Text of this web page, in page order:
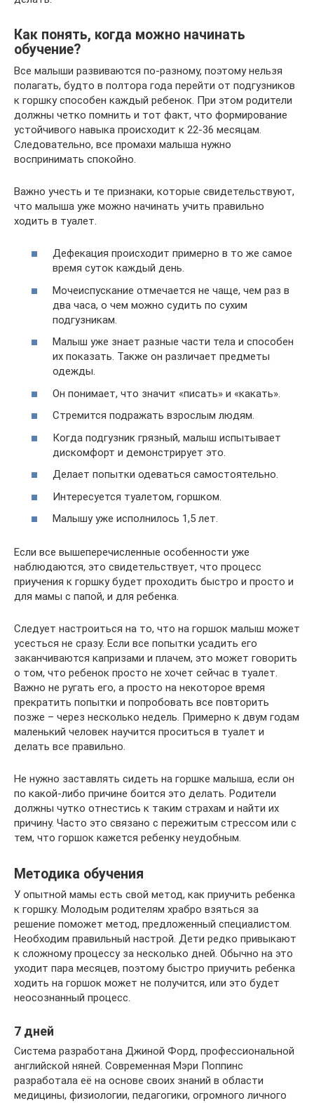
Как понять, когда можно начинать
обучение?
Все малыши развиваются по-разному, поэтому нельзя
полагать, будто в полтора года перейти от подгузников
к горшку способен каждый ребенок. При этом родители
должны четко помнить и тот факт, что формирование
устойчивого навыка происходит к 22-36 месяцам.
Следовательно, все промахи малыша нужно
воспринимать спокойно.
Важно учесть и те признаки, которые свидетельствуют,
что малыша уже можно начинать учить правильно
ходить в туалет.
Дефекация происходит примерно в то же самое
время суток каждый день.
Мочеиспускание отмечается не чаще, чем раз в
два часа, о чем можно судить по сухим
подгузникам.
Малыш уже знает разные части тела и способен
их показать. Также он различает предметы
одежды.
Он понимает, что значит «писать» и «какать».
Стремится подражать взрослым людям.
Когда подгузник грязный, малыш испытывает
дискомфорт и демонстрирует это.
Делает попытки одеваться самостоятельно.
Интересуется туалетом, горшком.
Малышу уже исполнилось 1,5 лет.
Если все вышеперечисленные особенности уже
наблюдаются, это свидетельствует, что процесс
приучения к горшку будет проходить быстро и просто и
для мамы с папой, и для ребенка.
Следует настроиться на то, что на горшок малыш может
усесться не сразу. Если все попытки усадить его
заканчиваются капризами и плачем, это может говорить
о том, что ребенок просто не хочет сейчас в туалет.
Важно не ругать его, а просто на некоторое время
прекратить попытки и попробовать все повторить
позже – через несколько недель. Примерно к двум годам
маленький человек научится проситься в туалет и
делать все правильно.
Не нужно заставлять сидеть на горшке малыша, если он
по какой-либо причине боится это делать. Родители
должны чутко отнестись к таким страхам и найти их
причину. Часто это связано с пережитым стрессом или с
тем, что горшок кажется ребенку неудобным.
Методика обучения
У опытной мамы есть свой метод, как приучить ребенка
к горшку. Молодым родителям храбро взяться за
решение поможет метод, предложенный специалистом.
Необходим правильный настрой. Дети редко привыкают
к сложному процессу за несколько дней. Обычно на это
уходит пара месяцев, поэтому быстро приучить ребенка
ходить на горшок может не получится, или это будет
неосознанный процесс.
7 дней
Система разработана Джиной Форд, профессиональной
английской няней. Современная Мэри Поппинс
разработала её на основе своих знаний в области
медицины, физиологии, педагогики, огромного личного